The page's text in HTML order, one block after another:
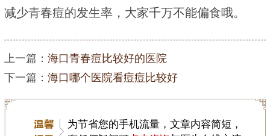
减少青春痘的发生率，大家千万不能偏食哦。
上一篇： 海口青春痘比较好的医院
下一篇： 海口哪个医院看痘痘比较好
为节省您的手机流量，文章内容简短，